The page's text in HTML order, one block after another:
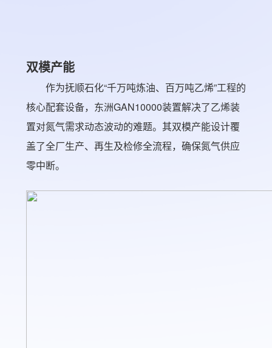
双模产能
作为抚顺石化“千万吨炼油、百万吨乙烯”工程的
核心配套设备，东洲GAN10000装置解决了乙烯装
置对氮气需求动态波动的难题。其双模产能设计覆
盖了全厂生产、再生及检修全流程，确保氮气供应
零中断。